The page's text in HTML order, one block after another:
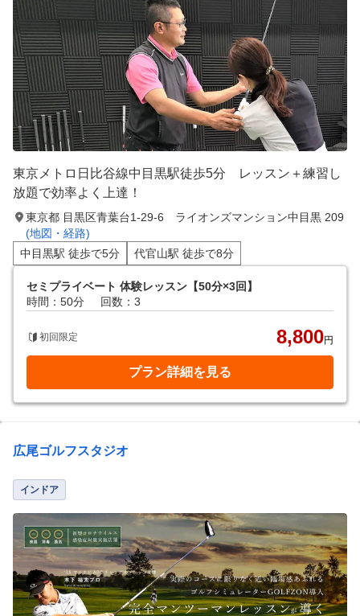
東京メトロ日比谷線中目黒駅徒歩5分 レッスン＋練習し
放題で効率よく上達！
東京都 目黒区青葉台1-29-6 ライオンズマンション中目黒 209
(地図・経路)
中目黒駅 徒歩で5分
代官山駅 徒歩で8分
セミプライベート 体験レッスン【50分×3回】
時間：50分
回数：3
初回限定 8,800円
プラン詳細を見る
広尾ゴルフスタジオ
インドア